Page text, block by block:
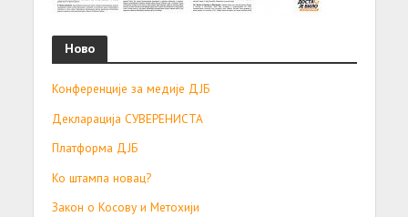
Ново
Конференције за медије ДЈБ
Декларација СУВЕРЕНИСТА
Платформа ДЈБ
Ко штампа новац?
Закон о Косову и Метохији